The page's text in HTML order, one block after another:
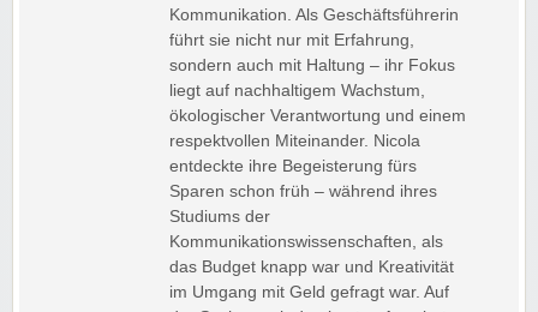
Kommunikation. Als Geschäftsführerin
führt sie nicht nur mit Erfahrung,
sondern auch mit Haltung – ihr Fokus
liegt auf nachhaltigem Wachstum,
ökologischer Verantwortung und einem
respektvollen Miteinander. Nicola
entdeckte ihre Begeisterung fürs
Sparen schon früh – während ihres
Studiums der
Kommunikationswissenschaften, als
das Budget knapp war und Kreativität
im Umgang mit Geld gefragt war. Auf